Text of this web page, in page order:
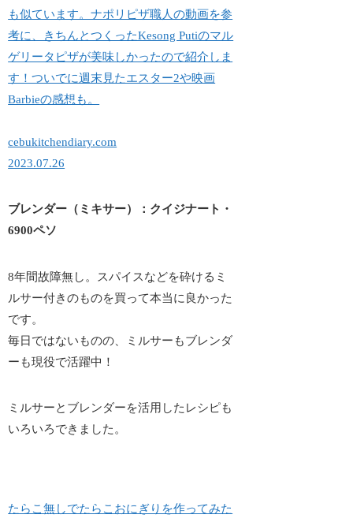
も似ています。ナポリピザ職人の動画を参
考に、きちんとつくったKesong Putiのマル
ゲリータピザが美味しかったので紹介しま
す！ついでに週末見たエスター2や映画
Barbieの感想も。
cebukitchendiary.com
2023.07.26
ブレンダー（ミキサー）：クイジナート・
6900ペソ
8年間故障無し。スパイスなどを砕けるミ
ルサー付きのものを買って本当に良かった
です。
毎日ではないものの、ミルサーもブレンダ
ーも現役で活躍中！
ミルサーとブレンダーを活用したレシピも
いろいろできました。
たらこ無しでたらこおにぎりを作ってみた